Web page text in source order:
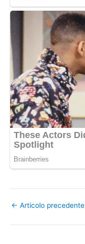
← Articolo precedente